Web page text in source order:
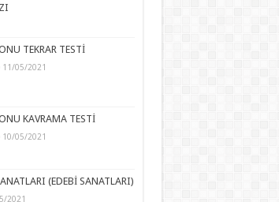
TEKRAR TESTİ
11/05/2021
KAVRAMA TESTİ
10/05/2021
(EDEBİ SANATLARI)
2021